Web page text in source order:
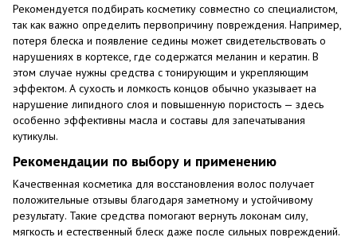
Рекомендуется подбирать косметику совместно со специалистом,
так как важно определить первопричину повреждения. Например,
потеря блеска и появление седины может свидетельствовать о
нарушениях в кортексе, где содержатся меланин и кератин. В
этом случае нужны средства с тонирующим и укрепляющим
эффектом. А сухость и ломкость концов обычно указывает на
нарушение липидного слоя и повышенную пористость — здесь
особенно эффективны масла и составы для запечатывания
кутикулы.
Рекомендации по выбору и применению
Качественная косметика для восстановления волос получает
положительные отзывы благодаря заметному и устойчивому
результату. Такие средства помогают вернуть локонам силу,
мягкость и естественный блеск даже после сильных повреждений.